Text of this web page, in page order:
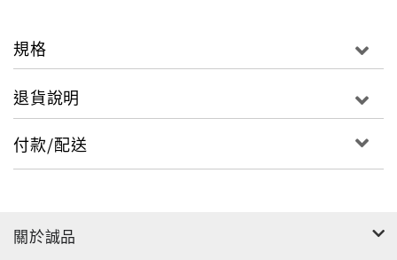
規格
退貨說明
付款/配送
關於誠品